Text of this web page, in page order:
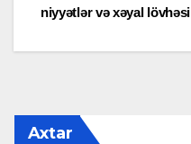
niyyətlər və xəyal lövhəsi
Axtar